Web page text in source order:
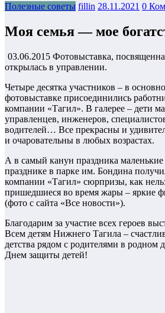
Полезные советы fillin 28.11.2021 0
Моя семья — мое
03.06.2015 Фотовыставка,
открылась в управлении.
Четыре десятка участников – в
фотовыставке присоединились
компании «Тагил». В галерее – дети
управленцев, инженеров,
водителей… Все прекрасны и
и очаровательны в любых возрастах.
А в самый канун праздника маленькие
празднике в парке им. Бондина
компании «Тагил» сюрпризы, как
пришедшиеся во время жары – яркие
(фото с сайта «Все новости»).
Благодарим за участие всех героев
Всем детям Нижнего Тагила –
детства рядом с родителями в родном
Днем защиты детей!